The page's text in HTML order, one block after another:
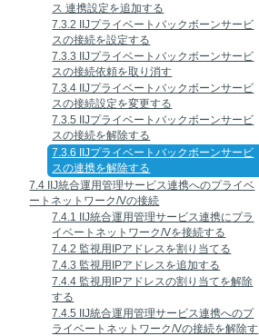
ス 連携設定を追加する
7.3.2 IIJプライベートバックボーンサービ
スの接続を設定する
7.3.3 IIJプライベートバックボーンサービ
スの接続依頼を取り消す
7.3.4 IIJプライベートバックボーンサービ
スの接続設定を変更する
7.3.5 IIJプライベートバックボーンサービ
スの接続を解除する
7.3.6 IIJプライベートバックボーンサービ
スの連携を解除する
7.4 IIJ統合運用管理サービス連携へのプライベ
ートネットワーク/Vの接続
7.4.1 IIJ統合運用管理サービス連携にプラ
イベートネットワーク/Vを接続する
7.4.2 監視用IPアドレスを割り当てる
7.4.3 監視用IPアドレスを追加する
7.4.4 監視用IPアドレスの割り当てを解除
する
7.4.5 IIJ統合運用管理サービス連携へのプ
ライベートネットワーク/Vの接続を解除す